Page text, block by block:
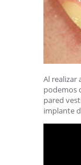
Al realizar
podemos
pared
implante